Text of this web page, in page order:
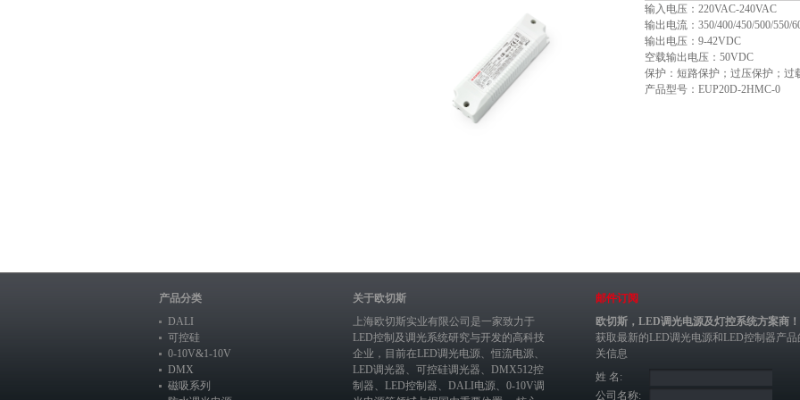
输入电压：220VAC-240VAC
输出电流：350/400/450/500/550/
输出电压：9-42VDC
空载输出电压：50VDC
保护：短路保护；过压保护；过
产品型号：EUP20D-2HMC-0
产品分类
DALI
可控硅
0-10V&1-10V
DMX
磁吸系列
关于欧切斯
上海欧切斯实业有限公司是一家致力于
LED控制及调光系统研究与开发的高科技
企业，目前在LED调光电源、恒流电源、
LED调光器、 可控硅调光器、 DMX512控
制器、 LED控制器、 DALI电源、 0-10V调
邮件订阅
欧切斯，LED调光电源及灯控系统方案商！
获取最新的LED调光电源和LED控制器产品
关信息
姓 名:
公司名称: